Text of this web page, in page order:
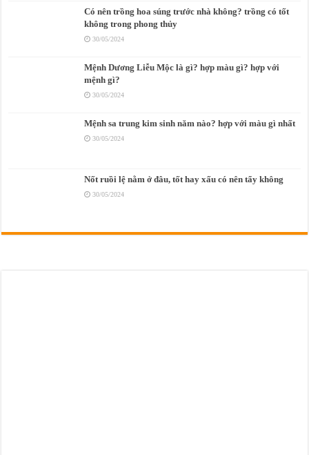
Có nên trồng hoa súng trước nhà không? trồng có tốt
không trong phong thủy
30/05/2024
Mệnh Dương Liễu Mộc là gì? hợp màu gì? hợp với
mệnh gì?
30/05/2024
Mệnh sa trung kim sinh năm nào? hợp với màu gì nhất
30/05/2024
Nốt ruồi lệ nằm ở đâu, tốt hay xấu có nên tẩy không
30/05/2024